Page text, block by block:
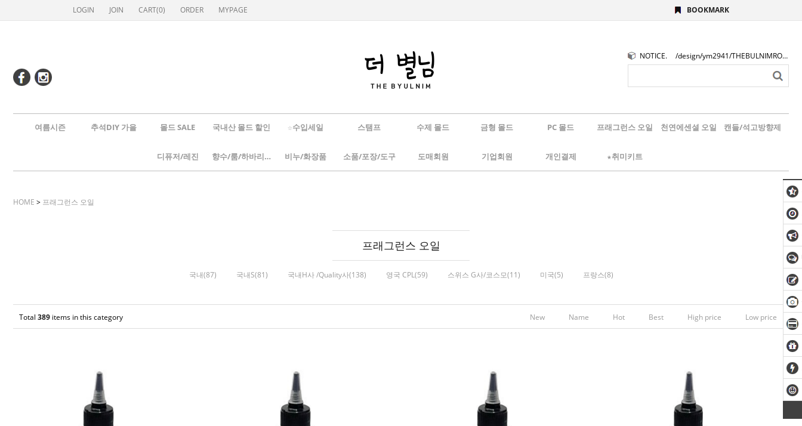
LOGIN JOIN CART(0) ORDER MYPAGE BOOKMARK
NOTICE. /design/ym2941/THEBULNIMROGO.png
여름시즌 추석DIY 가을 몰드 SALE 국내산 몰드 할인 ☆수입세일 스탬프 수제 몰드 금형 몰드 PC 몰드 프래그런스 오일 천연에센셜 오일 캔들/석고방향제
디퓨저/레진 향수/룸/하바리움 비누/화장품 소품/포장/도구 도매회원 기업회원 개인결제 ★취미키트
HOME > 프래그런스 오일
프래그런스 오일
국내(87) 국내S(81) 국내H사 /Quality사(138) 영국 CPL(59) 스위스 G사/코스모(11) 미국(5) 프랑스(8)
Total 389 items in this category New Name Hot Best High price Low price